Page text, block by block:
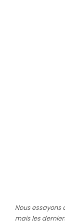
Nous essayons
mais les